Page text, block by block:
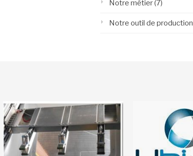
Notre métier(7)
Notre outil de production